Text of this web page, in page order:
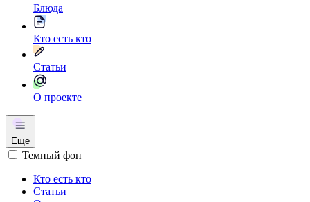
Блюда
Кто есть кто
Статьи
О проекте
Еще
Темный фон
Кто есть кто
Статьи